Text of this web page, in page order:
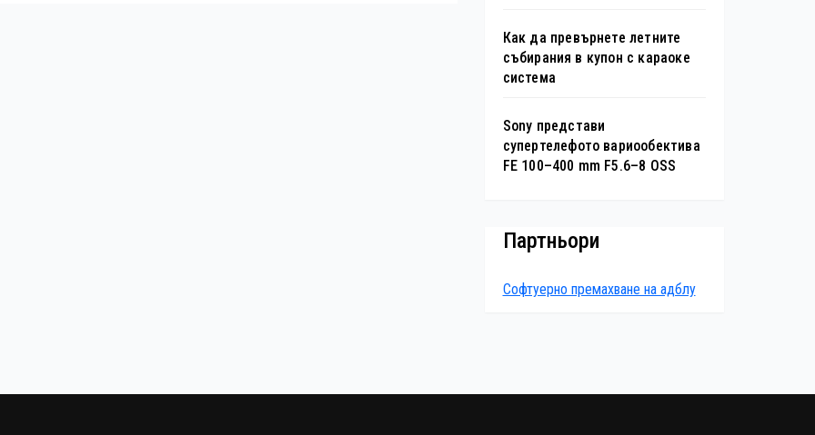
Как да превърнете летните
събирания в купон с караоке
система
Sony представи
супертелефото вариообектива
FE 100–400 mm F5.6–8 OSS
Партньори
Софтуерно премахване на адблу